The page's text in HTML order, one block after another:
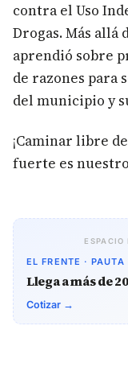
contra el Uso
Drogas. Más allá
aprendió sobre
de razones para
del municipio y
¡Caminar libre
fuerte es
ESPACIO
EL FRENTE · PAUTA
Llega a más de
Cotizar →